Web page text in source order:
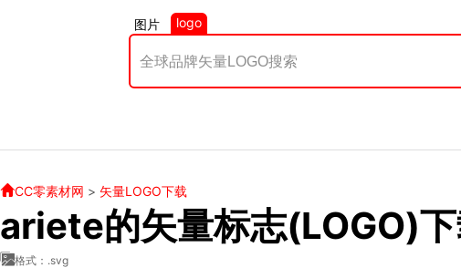
图片 logo
CC零素材网 > 矢量LOGO下载
ariete的矢量标志(LOGO)
格式：.svg